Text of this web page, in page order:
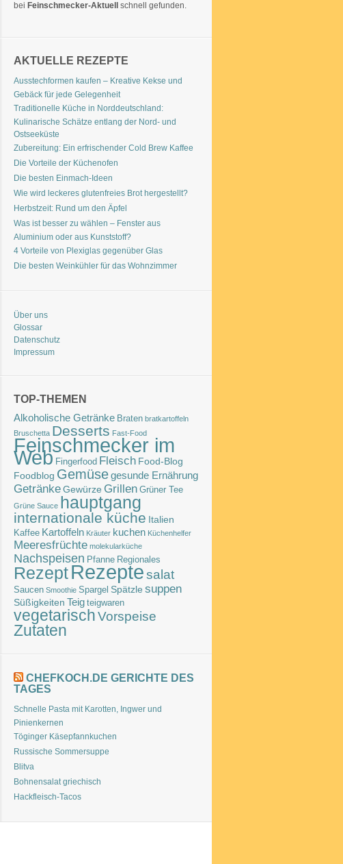
bei Feinschmecker-Aktuell schnell gefunden.
AKTUELLE REZEPTE
Ausstechformen kaufen – Kreative Kekse und
Gebäck für jede Gelegenheit
Traditionelle Küche in Norddeutschland:
Kulinarische Schätze entlang der Nord- und
Ostseeküste
Zubereitung: Ein erfrischender Cold Brew Kaffee
Die Vorteile der Küchenofen
Die besten Einmach-Ideen
Wie wird leckeres glutenfreies Brot hergestellt?
Herbstzeit: Rund um den Äpfel
Was ist besser zu wählen – Fenster aus
Aluminium oder aus Kunststoff?
4 Vorteile von Plexiglas gegenüber Glas
Die besten Weinkühler für das Wohnzimmer
Über uns
Glossar
Datenschutz
Impressum
TOP-THEMEN
Alkoholische Getränke Braten bratkartoffeln
Bruschetta Desserts Fast-Food
Feinschmecker im
Web Fingerfood Fleisch Food-Blog
Foodblog Gemüsegesunde Ernährung
GetränkeGewürze Grillen Grüner Tee
Grüne Sauce hauptgang
internationale küche Italien
Kaffee Kartoffeln Kräuter kuchen Küchenhelfer
Meeresfrüchte molekularküche
Nachspeisen Pfanne Regionales
RezeptRezeptesalat
Saucen Smoothie Spargel Spätzle suppen
Süßigkeiten Teig teigwaren
vegetarischVorspeise
Zutaten
CHEFKOCH.DE GERICHTE DES
TAGES
Schnelle Pasta mit Karotten, Ingwer und
Pinienkernen
Töginger Käsepfannkuchen
Russische Sommersuppe
Blitva
Bohnensalat griechisch
Hackfleisch-Tacos